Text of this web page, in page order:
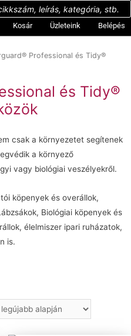
Kosár Üzleteink Belépés
Professional és Tidy®
és Tidy®
csak a környezetet segítenek
a környező
vagy biológiai veszélyekről.
köpenyek és overállok,
Biológiai köpenyek és
élelmiszer ipari ruházatok,
is.